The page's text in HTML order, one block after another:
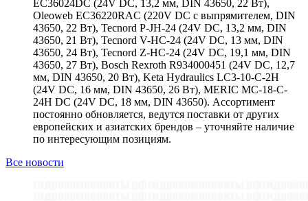
EC36024DC (24V DC, 13,2 мм, DIN 43650, 22 Вт),
Oleoweb EC36220RAC (220V DC с выпрямителем, DIN
43650, 22 Вт), Tecnord P-JH-24 (24V DC, 13,2 мм, DIN
43650, 21 Вт), Tecnord V-HC-24 (24V DC, 13 мм, DIN
43650, 24 Вт), Tecnord Z-HC-24 (24V DC, 19,1 мм, DIN
43650, 27 Вт), Bosch Rexroth R934000451 (24V DC, 12,7
мм, DIN 43650, 20 Вт), Keta Hydraulics LC3-10-C-2H
(24V DC, 16 мм, DIN 43650, 26 Вт), MERIC MC-18-C-
24H DC (24V DC, 18 мм, DIN 43650). Ассортимент
постоянно обновляется, ведутся поставки от других
европейских и азиатских брендов – уточняйте наличие
по интересующим позициям.
Все новости